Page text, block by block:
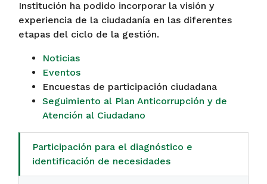
Institución ha podido incorporar la visión y
experiencia de la ciudadanía en las diferentes
etapas del ciclo de la gestión.
Noticias
Eventos
Encuestas de participación ciudadana
Seguimiento al Plan Anticorrupción y de
Atención al Ciudadano
Participación para el diagnóstico e
identificación de necesidades